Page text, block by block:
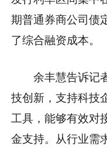
期普通券商公司债
了综合融资成本。
余丰慧告诉记
技创新，支持科技
工具，能够有效对
金支持。从行业需